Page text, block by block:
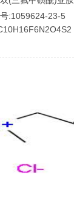
:1059624-23-5